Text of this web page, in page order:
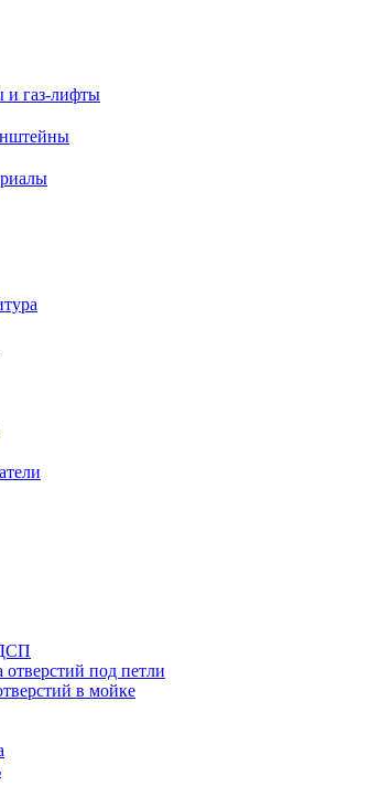
и газ-лифты
отверстий под петли
в мойке